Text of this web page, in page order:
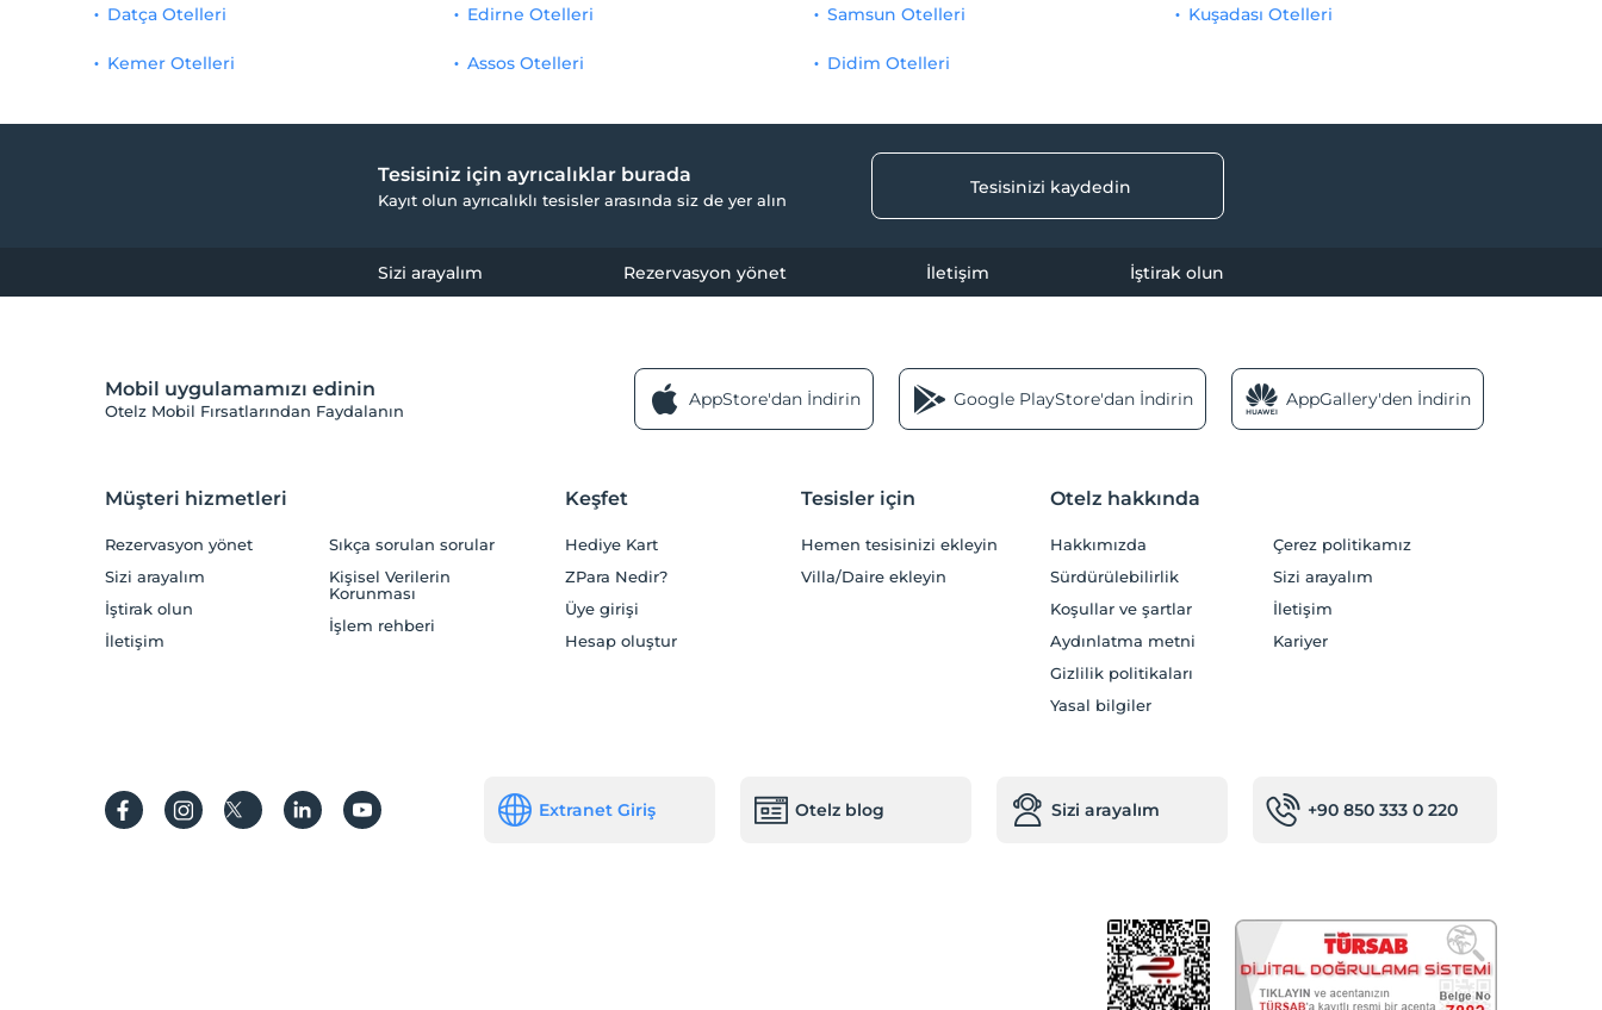
Datça Otelleri
Kemer Otelleri
Edirne Otelleri
Assos Otelleri
Samsun Otelleri
Didim Otelleri
Kuşadası Otelleri
Tesisiniz için ayrıcalıklar burada
Kayıt olun ayrıcalıklı tesisler arasında siz de yer alın
Tesisinizi kaydedin
Sizi arayalım Rezervasyon yönet İletişim İştirak olun
Mobil uygulamamızı edinin
Otelz Mobil Fırsatlarından Faydalanın
AppStore'dan İndirin Google PlayStore'dan İndirin AppGallery'den İndirin
Müşteri hizmetleri
Rezervasyon yönet
Sizi arayalım
İştirak olun
İletişim
Sıkça sorulan sorular
Kişisel Verilerin
Korunması
İşlem rehberi
Keşfet
Hediye Kart
ZPara Nedir?
Üye girişi
Hesap oluştur
Tesisler için
Hemen tesisinizi ekleyin
Villa/Daire ekleyin
Otelz hakkında
Hakkımızda
Sürdürülebilirlik
Koşullar ve şartlar
Aydınlatma metni
Gizlilik politikaları
Yasal bilgiler
Çerez politikamız
Sizi arayalım
İletişim
Kariyer
Extranet Giriş Otelz blog Sizi arayalım +90 850 333 0 220